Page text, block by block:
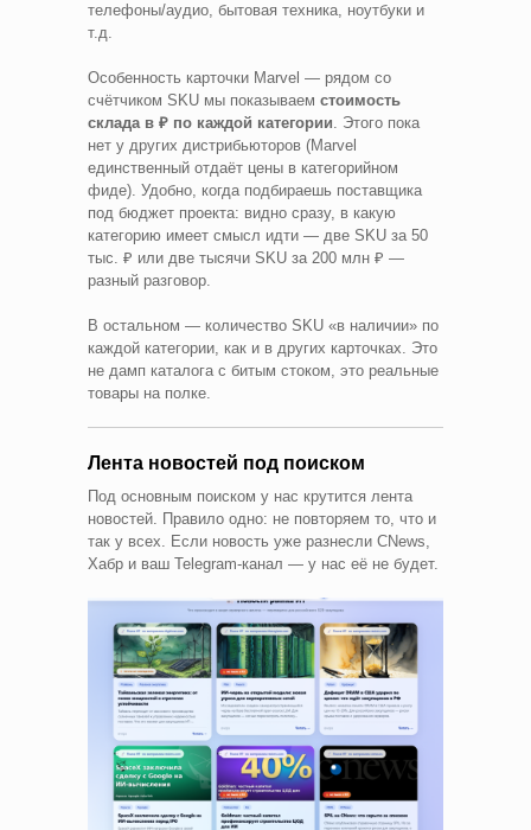
телефоны/аудио, бытовая техника, ноутбуки и
т.д.
Особенность карточки Marvel — рядом со
счётчиком SKU мы показываем стоимость
склада в ₽ по каждой категории. Этого пока
нет у других дистрибьюторов (Marvel
единственный отдаёт цены в категорийном
фиде). Удобно, когда подбираешь поставщика
под бюджет проекта: видно сразу, в какую
категорию имеет смысл идти — две SKU за 50
тыс. ₽ или две тысячи SKU за 200 млн ₽ —
разный разговор.
В остальном — количество SKU «в наличии» по
каждой категории, как и в других карточках. Это
не дамп каталога с битым стоком, это реальные
товары на полке.
Лента новостей под поиском
Под основным поиском у нас крутится лента
новостей. Правило одно: не повторяем то, что и
так у всех. Если новость уже разнесли CNews,
Хабр и ваш Telegram-канал — у нас её не будет.